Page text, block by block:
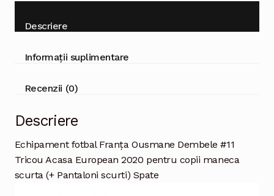
Descriere
Informații suplimentare
Recenzii (0)
Descriere
Echipament fotbal Franţa Ousmane Dembele #11
Tricou Acasa European 2020 pentru copii maneca
scurta (+ Pantaloni scurti) Spate